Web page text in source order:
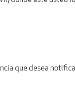
que desea